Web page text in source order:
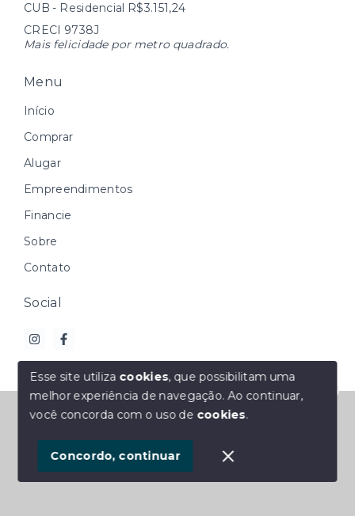
Olá! Estamos disponíveis para te ajudar.
CUB - Residencial R$3.151,24
CRECI 9738J
Mais felicidade por metro quadrado.
Menu
Início
Comprar
Alugar
Empreendimentos
Financie
Sobre
Contato
Social
© Copyright 2026 - M2 Imóveis - Todos os direitos
SITE PARA IMOBILIARIA
Esse site utiliza cookies, que possibilitam uma
melhor experiência de navegação.Ao continuar,
você concorda com o uso de cookies.
Concordo, continuar